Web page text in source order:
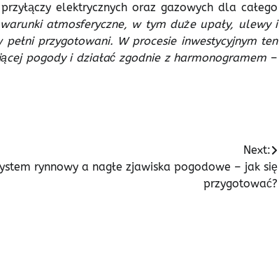
elektrycznych oraz gazowych dla całego
atmosferyczne, w tym duże upały, ulewy i
przygotowani. W procesie inwestycyjnym ten
pogody i działać zgodnie z harmonogramem –
Next:
rynnowy a nagłe zjawiska pogodowe – jak się
przygotować?